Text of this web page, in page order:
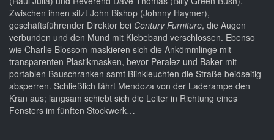
Zwischen ihnen sitzt John Bishop (Johnny Haymer),
geschäftsführender Direktor bei Century Furniture, die Augen
verbunden und den Mund mit Klebeband verschlossen. Ebenso
wie Charlie Blossom maskieren sich die Ankömmlinge mit
transparenten Plastikmasken, bevor Peralez und Baker mit
portablen Bauschranken samt Blinkleuchten die Straße beidseitig
absperren. Schließlich fährt Mendoza von der Laderampe den
Kran aus; langsam schiebt sich die Leiter in Richtung eines
Fensters im fünften Stockwerk…